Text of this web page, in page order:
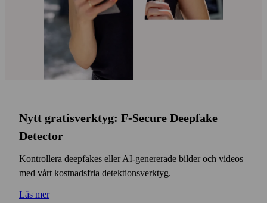
Nytt gratisverktyg: F‑Secure Deepfake
Detector
Kontrollera deepfakes eller AI-genererade bilder och videos
med vårt kostnads­fria detektions­verktyg.
Läs mer